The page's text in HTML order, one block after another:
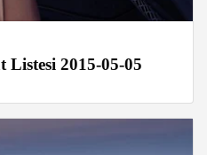
Listesi 2015-05-05